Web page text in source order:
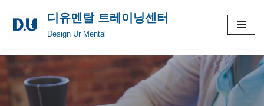
콘
너
디유멘탈 트레이닝센터
Design Ur Mental